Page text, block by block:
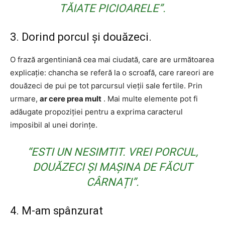
TĂIATE PICIOARELE”.
3. Dorind porcul și douăzeci.
O frază argentiniană cea mai ciudată, care are următoarea
explicație: chancha se referă la o scroafă, care rareori are
douăzeci de pui pe tot parcursul vieții sale fertile. Prin
urmare, ar cere prea mult . Mai multe elemente pot fi
adăugate propoziției pentru a exprima caracterul
imposibil al unei dorințe.
“ESTI UN NESIMTIT. VREI PORCUL,
DOUĂZECI ȘI MAȘINA DE FĂCUT
CÂRNAȚI”.
4. M-am spânzurat